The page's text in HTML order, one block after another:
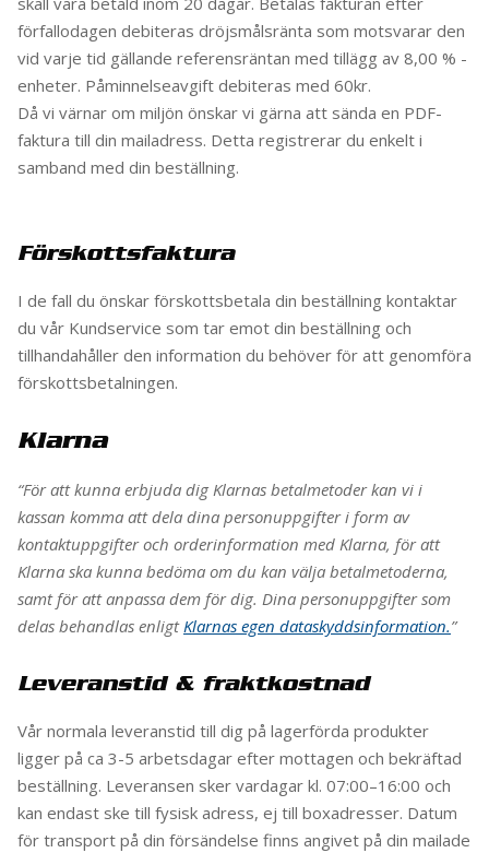
förfallodagen debiteras dröjsmålsränta som motsvarar den
vid varje tid gällande referensräntan med tillägg av 8,00 % -
enheter. Påminnelseavgift debiteras med 60kr.
Då vi värnar om miljön önskar vi gärna att sända en PDF-
faktura till din mailadress. Detta registrerar du enkelt i
samband med din beställning.
Förskottsfaktura
I de fall du önskar förskottsbetala din beställning kontaktar
du vår Kundservice som tar emot din beställning och
tillhandahåller den information du behöver för att genomföra
förskottsbetalningen.
Klarna
“För att kunna erbjuda dig Klarnas betalmetoder kan vi i
kassan komma att dela dina personuppgifter i form av
kontaktuppgifter och orderinformation med Klarna, för att
Klarna ska kunna bedöma om du kan välja betalmetoderna,
samt för att anpassa dem för dig. Dina personuppgifter som
delas behandlas enligtKlarnas egen dataskyddsinformation.”
Leveranstid & fraktkostnad
Vår normala leveranstid till dig på lagerförda produkter
ligger på ca 3-5 arbetsdagar efter mottagen och bekräftad
beställning. Leveransen sker vardagar kl. 07:00–16:00 och
kan endast ske till fysisk adress, ej till boxadresser. Datum
för transport på din försändelse finns angivet på din mailade